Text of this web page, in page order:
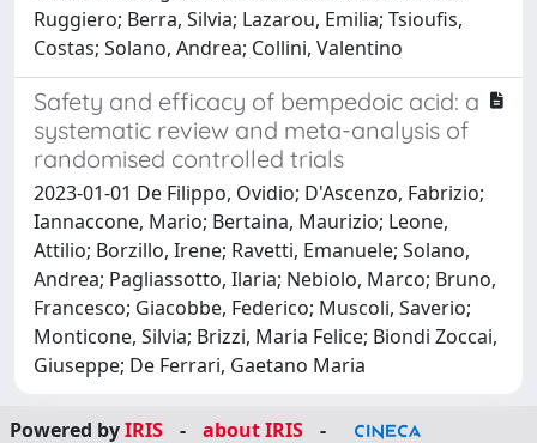
Ruggiero; Berra, Silvia; Lazarou, Emilia; Tsioufis,
Costas; Solano, Andrea; Collini, Valentino
Safety and efficacy of bempedoic acid: a
systematic review and meta-analysis of
randomised controlled trials
2023-01-01 De Filippo, Ovidio; D'Ascenzo, Fabrizio;
Iannaccone, Mario; Bertaina, Maurizio; Leone,
Attilio; Borzillo, Irene; Ravetti, Emanuele; Solano,
Andrea; Pagliassotto, Ilaria; Nebiolo, Marco; Bruno,
Francesco; Giacobbe, Federico; Muscoli, Saverio;
Monticone, Silvia; Brizzi, Maria Felice; Biondi Zoccai,
Giuseppe; De Ferrari, Gaetano Maria
Powered byIRIS - about IRIS -